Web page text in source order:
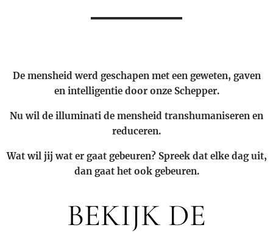
De mensheid werd geschapen met een geweten, gaven
en intelligentie door onze Schepper.
Nu wil de illuminati de mensheid transhumaniseren en
reduceren.
Wat wil jij wat er gaat gebeuren? Spreek dat elke dag uit,
dan gaat het ook gebeuren.
BEKIJK DE